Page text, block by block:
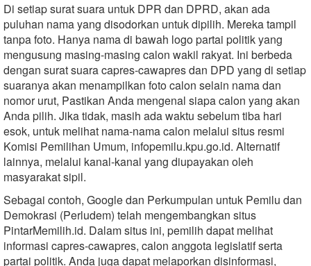
Di setiap surat suara untuk DPR dan DPRD, akan ada
puluhan nama yang disodorkan untuk dipilih. Mereka tampil
tanpa foto. Hanya nama di bawah logo partai politik yang
mengusung masing-masing calon wakil rakyat. Ini berbeda
dengan surat suara capres-cawapres dan DPD yang di setiap
suaranya akan menampilkan foto calon selain nama dan
nomor urut, Pastikan Anda mengenal siapa calon yang akan
Anda pilih. Jika tidak, masih ada waktu sebelum tiba hari
esok, untuk melihat nama-nama calon melalui situs resmi
Komisi Pemilihan Umum, infopemilu.kpu.go.id. Alternatif
lainnya, melalui kanal-kanal yang diupayakan oleh
masyarakat sipil.
Sebagai contoh, Google dan Perkumpulan untuk Pemilu dan
Demokrasi (Perludem) telah mengembangkan situs
PintarMemilih.id. Dalam situs ini, pemilih dapat melihat
informasi capres-cawapres, calon anggota legislatif serta
partai politik. Anda juga dapat melaporkan disinformasi,